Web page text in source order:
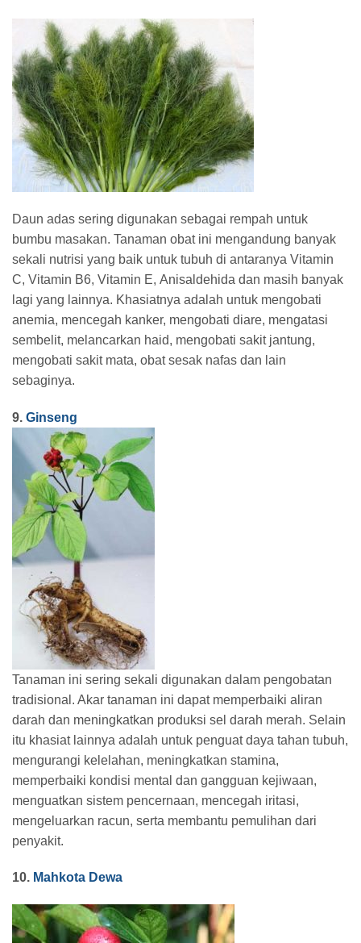
Daun adas sering digunakan sebagai rempah untuk
bumbu masakan. Tanaman obat ini mengandung banyak
sekali nutrisi yang baik untuk tubuh di antaranya Vitamin
C, Vitamin B6, Vitamin E, Anisaldehida dan masih banyak
lagi yang lainnya. Khasiatnya adalah untuk mengobati
anemia, mencegah kanker, mengobati diare, mengatasi
sembelit, melancarkan haid, mengobati sakit jantung,
mengobati sakit mata, obat sesak nafas dan lain
sebaginya.
9. Ginseng
Tanaman ini sering sekali digunakan dalam pengobatan
tradisional. Akar tanaman ini dapat memperbaiki aliran
darah dan meningkatkan produksi sel darah merah. Selain
itu khasiat lainnya adalah untuk penguat daya tahan tubuh,
mengurangi kelelahan, meningkatkan stamina,
memperbaiki kondisi mental dan gangguan kejiwaan,
menguatkan sistem pencernaan, mencegah iritasi,
mengeluarkan racun, serta membantu pemulihan dari
penyakit.
10. Mahkota Dewa